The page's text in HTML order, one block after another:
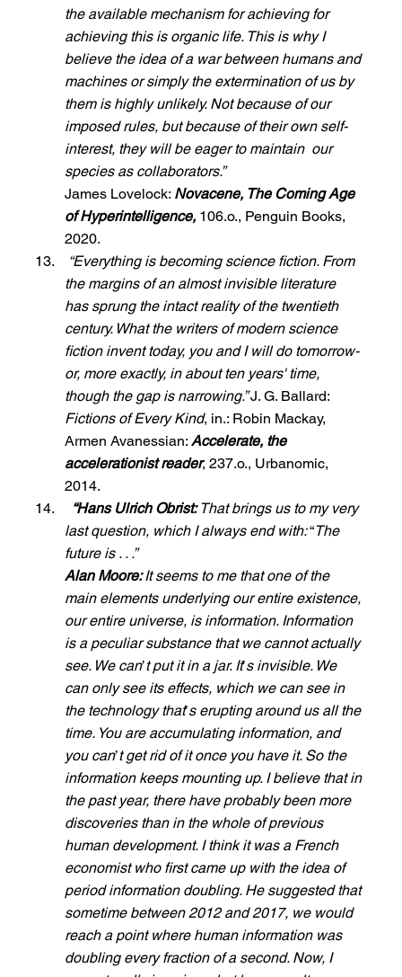
the available mechanism for achieving for
achieving this is organic life. This is why I
believe the idea of a war between humans and
machines or simply the extermination of us by
them is highly unlikely. Not because of our
imposed rules, but because of their own self-
interest, they will be eager to maintain  our
species as collaborators.”
James Lovelock: Novacene, The Coming Age
of Hyperintelligence, 106.o., Penguin Books,
2020.
“Everything is becoming science fiction. From
the margins of an almost invisible literature
has sprung the intact reality of the twentieth
century. What the writers of modern science
fiction invent today, you and I will do tomorrow-
or, more exactly, in about ten years' time,
though the gap is narrowing.” J. G. Ballard:
Fictions of Every Kind, in.: Robin Mackay,
Armen Avanessian: Accelerate, the
accelerationist reader, 237.o., Urbanomic,
2014.
“Hans Ulrich Obrist: That brings us to my very
last question, which I always end with: “The
future is . . .”
Alan Moore: It seems to me that one of the
main elements underlying our entire existence,
our entire universe, is information. Information
is a peculiar substance that we cannot actually
see. We can’t put it in a jar. It’s invisible. We
can only see its effects, which we can see in
the technology that’s erupting around us all the
time. You are accumulating information, and
you can’t get rid of it once you have it. So the
information keeps mounting up. I believe that in
the past year, there have probably been more
discoveries than in the whole of previous
human development. I think it was a French
economist who first came up with the idea of
period information doubling. He suggested that
sometime between 2012 and 2017, we would
reach a point where human information was
doubling every fraction of a second. Now, I